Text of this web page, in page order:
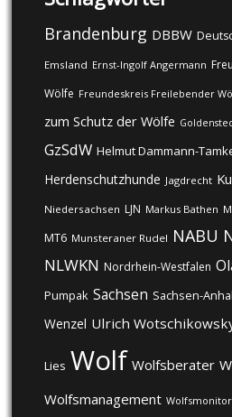
Brandenburg DBBW
Emsland Ernst-Ingolf Angermann
Wölfe Freundeskreis Freilebender
zum Schutz der Wölfe
GzSdW Helmut Dammann-
Herdenschutzhunde Jagdrecht
Niedersachsen LJN Markus Bathen
MT6 Munsteraner Rudel NABU
NLWKN Nordrhein-Westfalen
Pumpak Sachsen Sachsen-
Wenzel Ulrich
Lies Wolf Wolfsberater
Wolfsmanagement